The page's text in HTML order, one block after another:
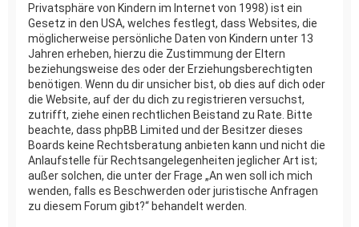
Privatsphäre von Kindern im Internet von 1998) ist ein
Gesetz in den USA, welches festlegt, dass Websites, die
möglicherweise persönliche Daten von Kindern unter 13
Jahren erheben, hierzu die Zustimmung der Eltern
beziehungsweise des oder der Erziehungsberechtigten
benötigen. Wenn du dir unsicher bist, ob dies auf dich oder
die Website, auf der du dich zu registrieren versuchst,
zutrifft, ziehe einen rechtlichen Beistand zu Rate. Bitte
beachte, dass phpBB Limited und der Besitzer dieses
Boards keine Rechtsberatung anbieten kann und nicht die
Anlaufstelle für Rechtsangelegenheiten jeglicher Art ist;
außer solchen, die unter der Frage „An wen soll ich mich
wenden, falls es Beschwerden oder juristische Anfragen
zu diesem Forum gibt?“ behandelt werden.